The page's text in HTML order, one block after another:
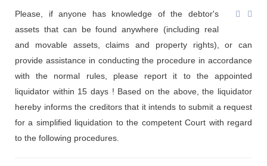
Please, if anyone has knowledge of the debtor's
assets that can be found anywhere (including real
and movable assets, claims and property rights), or can
provide assistance in conducting the procedure in accordance
with the normal rules, please report it to the appointed
liquidator within 15 days ! Based on the above, the liquidator
hereby informs the creditors that it intends to submit a request
for a simplified liquidation to the competent Court with regard
to the following procedures.